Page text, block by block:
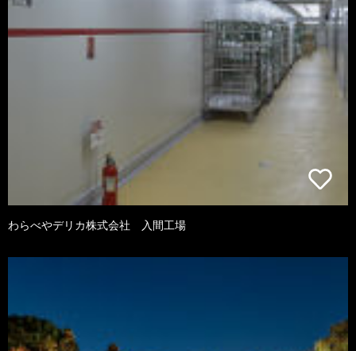
わらべやデリカ株式会社 入間工場